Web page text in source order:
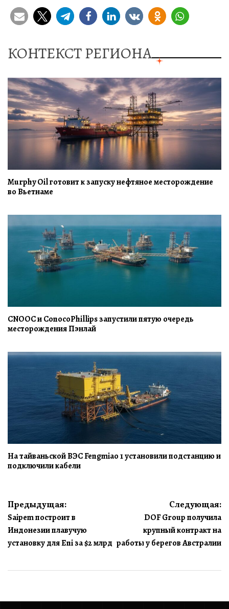
КОНТЕКСТ РЕГИОНА
Murphy Oil готовит к запуску нефтяное месторождение
во Вьетнаме
CNOOC и ConocoPhillips запустили пятую очередь
месторождения Пэнлай
На тайваньской ВЭС Fengmiao 1 установили подстанцию и
подключили кабели
Навигация
по
записям
Предыдущая:
Saipem построит в
Индонезии плавучую
установку для Eni за $2 млрд
Следующая:
DOF Group получила
крупный контракт на
работы у берегов Австралии